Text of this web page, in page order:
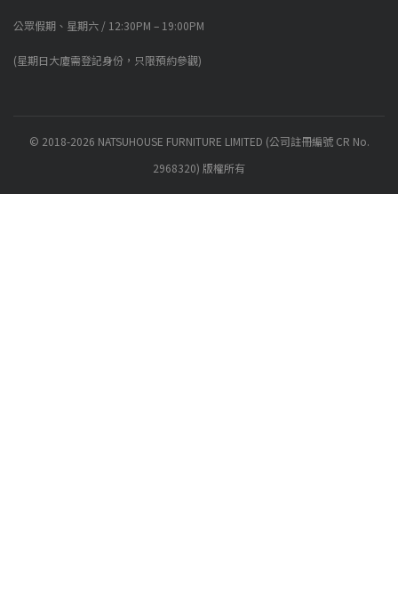
公眾假期、星期六 / 12:30PM – 19:00PM
(星期日大廈需登記身份，只限預約參觀)
© 2018-2026 NATSUHOUSE FURNITURE LIMITED (公司註冊編號 CR No.
2968320) 版權所有